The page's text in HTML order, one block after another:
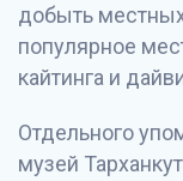
добыть
популярное
кайтинга и
Отдельного
музей